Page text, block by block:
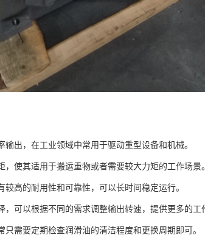
出，在工业领域中常用于驱动重型设备和机械。
使其适用于搬运重物或者需要较大力矩的工作场景。
高的耐用性和可靠性，可以长时间稳定运行。
可以根据不同的需求调整输出转速，提供更多的工
需要定期检查润滑油的清洁程度和更换周期即可。